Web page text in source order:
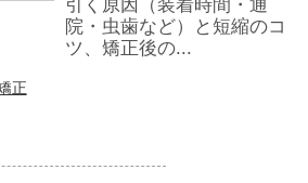
引く原因（装着時間・通
院・虫歯など）と短縮のコ
ツ、矯正後の...
正